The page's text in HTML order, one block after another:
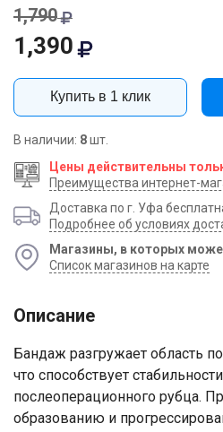
1,790
1,390
Купить в 1 клик
В наличии: 8шт.
Цены действительны
Преимущества интернет-
Доставка по г. Уфа
Подробнее об условиях
Магазины, в которых
Список магазинов на карте
Описание
Бандаж разгружает область
что способствует
послеоперационного рубца.
образованию и